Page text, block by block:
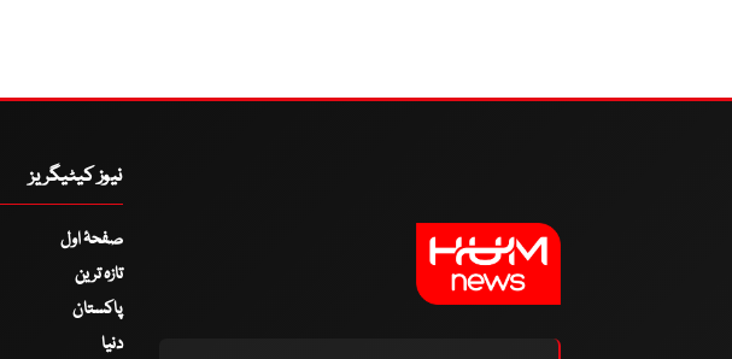
نیوز کیٹیگریز
صفحۂ اول
تازہ ترین
پاکستان
دنیا